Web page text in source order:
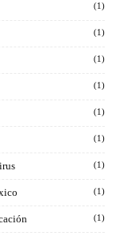
(1)
(1)
(1)
(1)
(1)
(1)
(1)
(1)
(1)